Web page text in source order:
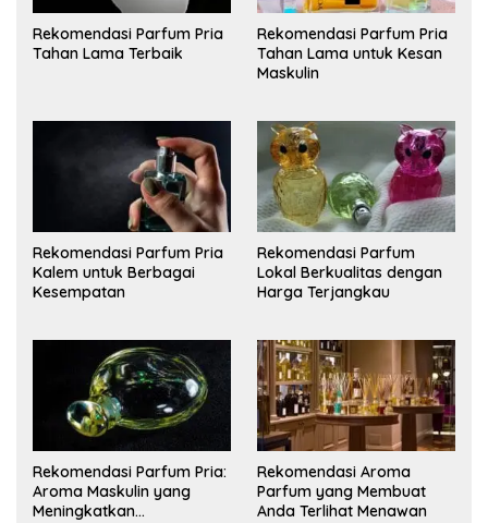
Rekomendasi Parfum Pria
Tahan Lama Terbaik
Rekomendasi Parfum Pria
Tahan Lama untuk Kesan
Maskulin
Rekomendasi Parfum Pria
Kalem untuk Berbagai
Kesempatan
Rekomendasi Parfum
Lokal Berkualitas dengan
Harga Terjangkau
Rekomendasi Parfum Pria:
Aroma Maskulin yang
Meningkatkan
Rekomendasi Aroma
Parfum yang Membuat
Anda Terlihat Menawan